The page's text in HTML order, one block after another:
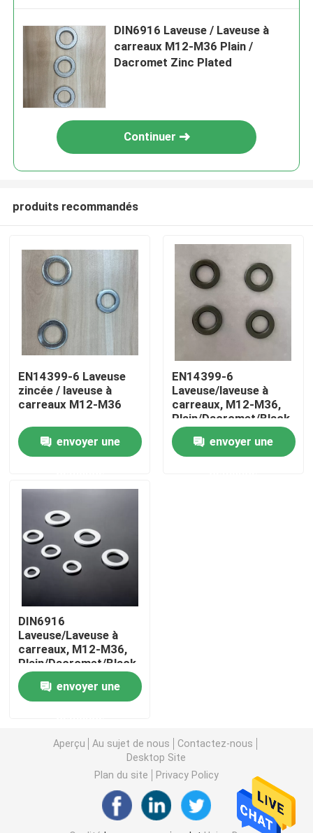
Aperçu
A propos de nous
Visite d'usine
Contrôle de la qualité
Demande de soumission
Laveuse en acier plat
Laveuses en acier durci
Machines à laver en acier
DIN6916 Laveuse / Laveuse à
carreaux M12-M36 Plain /
Dacromet Zinc Plated
Continuer
produits recommandés
EN14399-6 Laveuse
zincée / laveuse à
carreaux M12-M36
envoyer une
EN14399-6
Laveuse/laveuse à
carreaux, M12-M36,
Plain/Dacromet/Black
Oxide/Zinc
plated/HDGenvoyer une
DIN6916
Laveuse/Laveuse à
carreaux, M12-M36,
Plain/Dacromet/Black
Oxide/Zinc
plated/HDGenvoyer une
Aperçu Au sujet de nous
Contactez-nous
Desktop Site
Plan du site
Privacy Policy